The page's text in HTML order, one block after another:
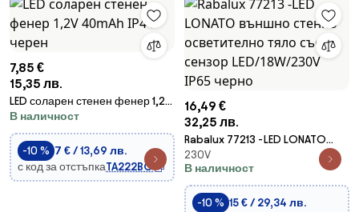
7,85 €
15,35 лв.
LED соларен стенен фенер 1,2V
40mAh IP44 черен
В наличност
-10 % 7 € / 13,69 лв.
с код за отстъпкаTA222BG
16,49 €
32,25 лв.
Rabalux 77213 -LED LONATO
външно стенно осветително
тяло със сензор LED/18W/230V
IP65 черно
230V
В наличност
-10 % 15 € / 29,34 лв.